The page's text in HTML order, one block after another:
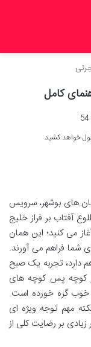
کامل
54
های بوشهر، سرویس
آفتاب بر فراز خلیج
می کنید؛ این همان
شما فراهم می آورند.
دارد، تجربه یک صبح
کوچه پس کوچه های
خوب گره خورده است.
مهم توجه ویژه ای
زیادی بر رضایت کلی از